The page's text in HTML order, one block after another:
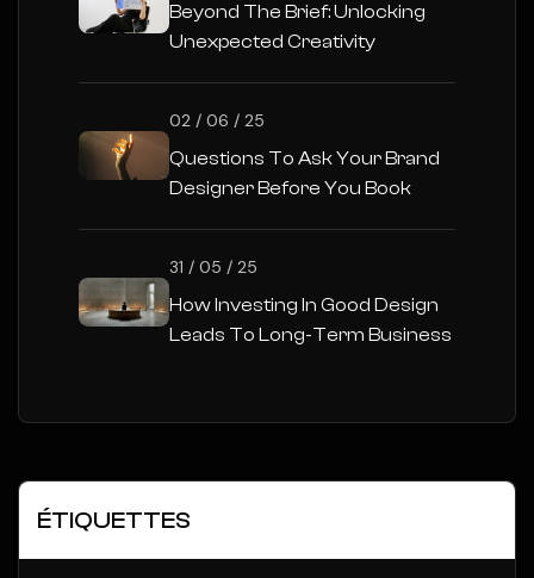
Beyond The Brief: Unlocking
Unexpected Creativity
02 / 06 / 25
Questions To Ask Your Brand
Designer Before You Book
31 / 05 / 25
How Investing In Good Design
Leads To Long-Term Business
ÉTIQUETTES